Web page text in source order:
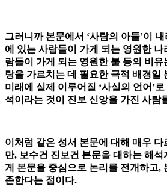
그러니까 본문에서 ‘사람의 아들’이
에 있는 사람들이 가게 되는 영원한
람들이 가게 되는 영원한 불 등의 비
랑을 가르치는 데 필요한 극적 배경일
미래에 실제 이루어질 ‘사실의 언어’
석이라는 것이 진보 신앙을 가진 사람
이처럼 같은 성서 본문에 대해 매우 다
만, 보수건 진보건 본문을 대하는 해
게 본문을 중심으로 논리를 전개하고,
존한다는 점이다.